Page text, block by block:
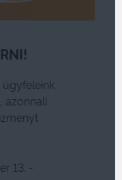
azonnali
13. -